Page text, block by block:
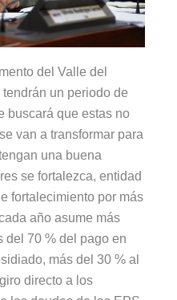
del Valle del
un periodo de
buscará que estas no
van a transformar para
una buena
se fortalezca, entidad
fortalecimiento por más
año asume más
del 70 % del pago en
más del 30 % al
directo a los